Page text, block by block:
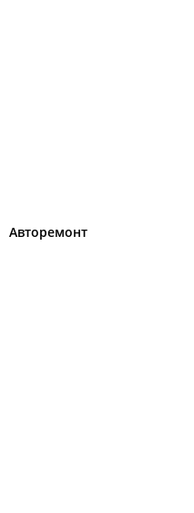
Авторемонт